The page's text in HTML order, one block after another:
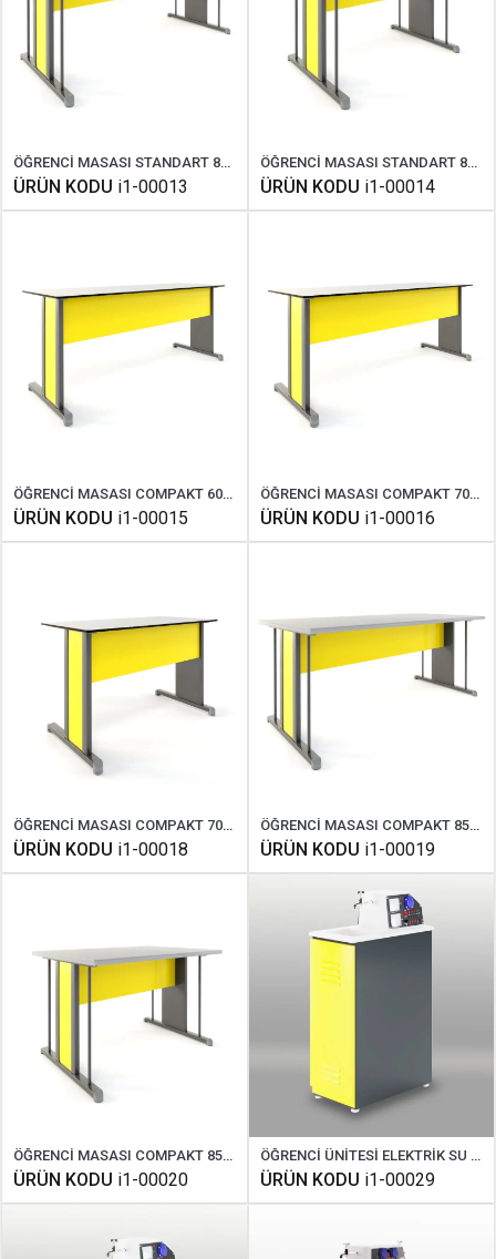
ÖĞRENCİ MASASI STANDART 85X180 CM
ÜRÜN KODU i1-00013
ÖĞRENCİ MASASI STANDART 85X120 CM
ÜRÜN KODU i1-00014
ÖĞRENCİ MASASI COMPAKT 60X180 CM
ÜRÜN KODU i1-00015
ÖĞRENCİ MASASI COMPAKT 70X180 CM
ÜRÜN KODU i1-00016
ÖĞRENCİ MASASI COMPAKT 70X120 CM
ÜRÜN KODU i1-00018
ÖĞRENCİ MASASI COMPAKT 85X180 CM
ÜRÜN KODU i1-00019
ÖĞRENCİ MASASI COMPAKT 85X120 CM
ÜRÜN KODU i1-00020
ÖĞRENCİ ÜNİTESİ ELEKTRİK SU GAZ STANDART
ÜRÜN KODU i1-00029